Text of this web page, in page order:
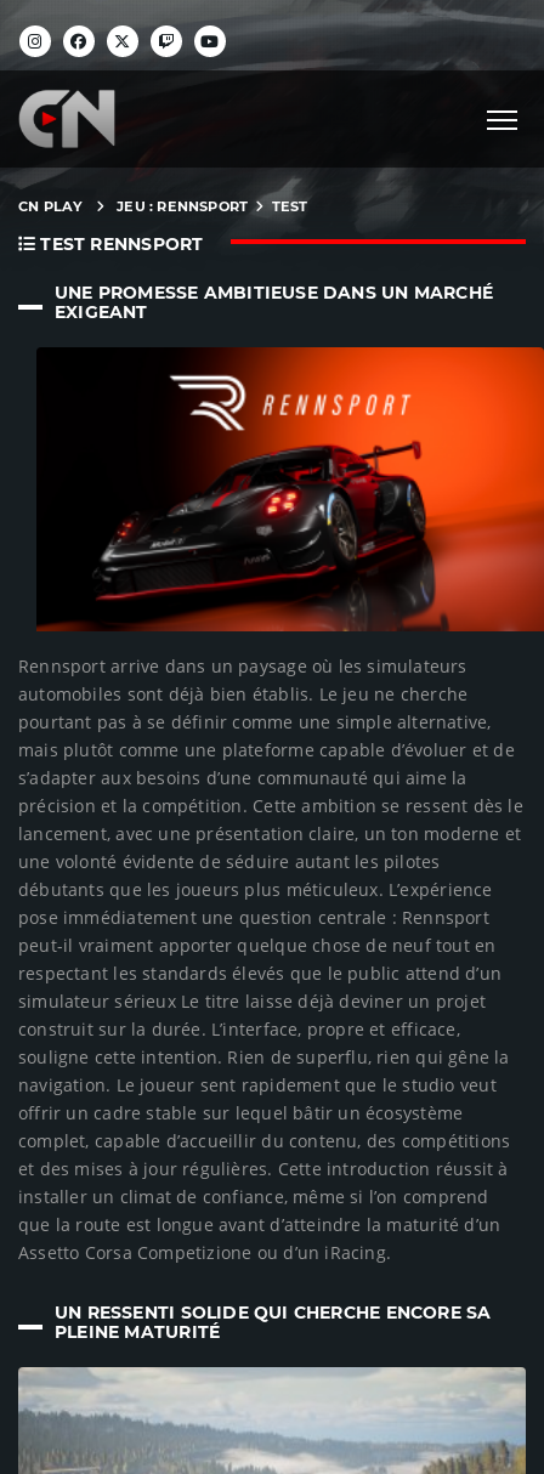
CN PLAY JEU : RENNSPORT TEST
TEST RENNSPORT
UNE PROMESSE AMBITIEUSE DANS UN MARCHÉ
EXIGEANT
Rennsport arrive dans un paysage où les simulateurs
automobiles sont déjà bien établis. Le jeu ne cherche
pourtant pas à se définir comme une simple alternative,
mais plutôt comme une plateforme capable d’évoluer et de
s’adapter aux besoins d’une communauté qui aime la
précision et la compétition. Cette ambition se ressent dès le
lancement, avec une présentation claire, un ton moderne et
une volonté évidente de séduire autant les pilotes
débutants que les joueurs plus méticuleux. L’expérience
pose immédiatement une question centrale : Rennsport
peut-il vraiment apporter quelque chose de neuf tout en
respectant les standards élevés que le public attend d’un
simulateur sérieux Le titre laisse déjà deviner un projet
construit sur la durée. L’interface, propre et efficace,
souligne cette intention. Rien de superflu, rien qui gêne la
navigation. Le joueur sent rapidement que le studio veut
offrir un cadre stable sur lequel bâtir un écosystème
complet, capable d’accueillir du contenu, des compétitions
et des mises à jour régulières. Cette introduction réussit à
installer un climat de confiance, même si l’on comprend
que la route est longue avant d’atteindre la maturité d’un
Assetto Corsa Competizione ou d’un iRacing.
UN RESSENTI SOLIDE QUI CHERCHE ENCORE SA
PLEINE MATURITÉ